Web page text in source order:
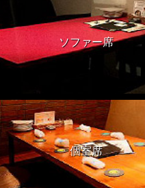
ソファー席
個室席